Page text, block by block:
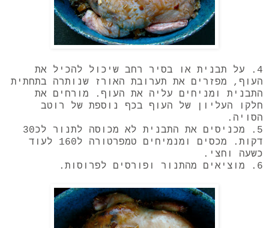
4. על תבנית או בסיר רחב שיכול להכיל את
העוף, מפזרים את תערובת האורז שנותרה בתחתית
התבנית ומניחים עליה את העוף. מורחים את
חלקו העליון של העוף בכף נוספת של רוטב
הסויה.
5. מכניסים את התבנית לא מכוסה לתנור לכ30
דקות. מכסים ומנמיחים טמפרטורה ל160 לעוד
כשעה וחצי.
6. מוציאים מהתנור ופורסים לפרוסות.